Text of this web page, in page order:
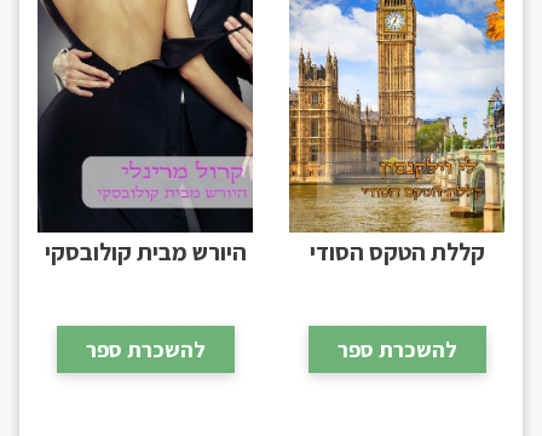
קללת הטקס הסודי
להשכרת ספר
היורש מבית קולובסקי
להשכרת ספר